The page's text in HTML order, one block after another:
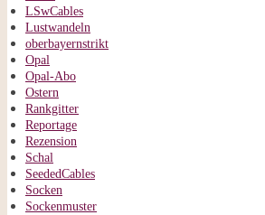
LSwCables
Lustwandeln
oberbayernstrikt
Opal
Opal-Abo
Ostern
Rankgitter
Reportage
Rezension
Schal
SeededCables
Socken
Sockenmuster